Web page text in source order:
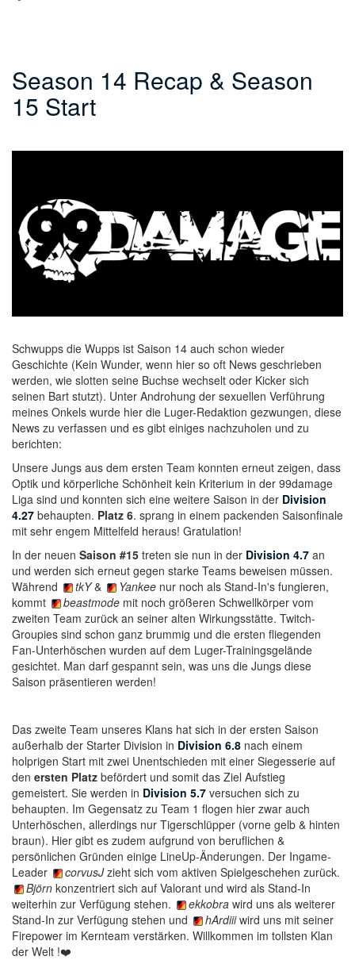
Season 14 Recap & Season
15 Start
Schwupps die Wupps ist Saison 14 auch schon wieder
Geschichte (Kein Wunder, wenn hier so oft News geschrieben
werden, wie slotten seine Buchse wechselt oder Kicker sich
seinen Bart stutzt). Unter Androhung der sexuellen Verführung
meines Onkels wurde hier die Luger-Redaktion gezwungen, diese
News zu verfassen und es gibt einiges nachzuholen und zu
berichten:
Unsere Jungs aus dem ersten Team konnten erneut zeigen, dass
Optik und körperliche Schönheit kein Kriterium in der 99damage
Liga sind und konnten sich eine weitere Saison in der Division
4.27 behaupten. Platz 6. sprang in einem packenden Saisonfinale
mit sehr engem Mittelfeld heraus! Gratulation!
In der neuen Saison #15 treten sie nun in der Division 4.7 an
und werden sich erneut gegen starke Teams beweisen müssen.
Während
tkY& Yankee nur noch als Stand-In's fungieren,
kommt
beastmode mit noch größeren Schwellkörper vom
zweiten Team zurück an seiner alten Wirkungsstätte. Twitch-
Groupies sind schon ganz brummig und die ersten fliegenden
Fan-Unterhöschen wurden auf dem Luger-Trainingsgelände
gesichtet. Man darf gespannt sein, was uns die Jungs diese
Saison präsentieren werden!
Das zweite Team unseres Klans hat sich in der ersten Saison
außerhalb der Starter Division in Division 6.8 nach einem
holprigen Start mit zwei Unentschieden mit einer Siegesserie auf
den ersten Platz befördert und somit das Ziel Aufstieg
gemeistert. Sie werden in Division 5.7 versuchen sich zu
behaupten. Im Gegensatz zu Team 1 flogen hier zwar auch
Unterhöschen, allerdings nur Tigerschlüpper (vorne gelb & hinten
braun). Hier gibt es zudem aufgrund von beruflichen &
persönlichen Gründen einige LineUp-Änderungen. Der Ingame-
Leader
corvusJzieht sich vom aktiven Spielgeschehen zurück.
Björn konzentriert sich auf Valorant und wird als Stand-In
weiterhin zur Verfügung stehen.
ekkobra wird uns als weiterer
Stand-In zur Verfügung stehen und
hArdiiiwird uns mit seiner
Firepower im Kernteam verstärken. Willkommen im tollsten Klan
der Welt !❤️